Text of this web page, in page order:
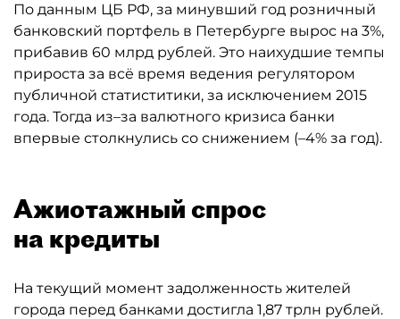
По данным ЦБ РФ, за минувший год розничный
банковский портфель в Петербурге вырос на 3%,
прибавив 60 млрд рублей. Это наихудшие темпы
прироста за всё время ведения регулятором
публичной статиститики, за исключением 2015
года. Тогда из–за валютного кризиса банки
впервые столкнулись со снижением (–4% за год).
Ажиотажный спрос
на кредиты
На текущий момент задолженность жителей
города перед банками достигла 1,87 трлн рублей.